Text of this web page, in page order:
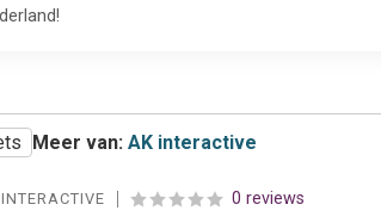
Meer van: AK interactive
0 reviews